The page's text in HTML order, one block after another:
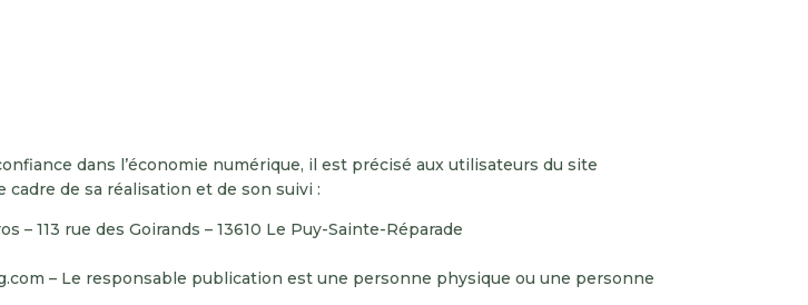
dans l’économie numérique, il est précisé aux utilisateurs du site
de sa réalisation et de son suivi :
– 113 rue des Goirands – 13610 Le Puy-Sainte-Réparade
– Le responsable publication est une personne physique ou une personne